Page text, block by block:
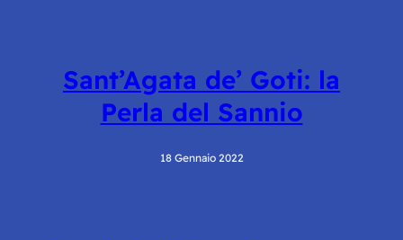
Sant’Agata de’ Goti: la
Perla del Sannio
18 Gennaio 2022